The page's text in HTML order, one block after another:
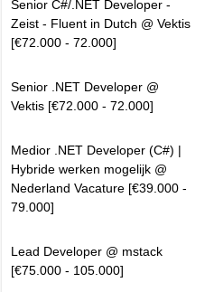
Senior C#/.NET Developer -
Zeist - Fluent in Dutch @ Vektis
[€72.000 - 72.000]
Senior .NET Developer @
Vektis [€72.000 - 72.000]
Medior .NET Developer (C#) |
Hybride werken mogelijk @
Nederland Vacature [€39.000 -
79.000]
Lead Developer @ mstack
[€75.000 - 105.000]